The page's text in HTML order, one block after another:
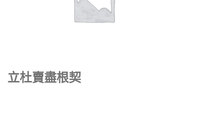
立杜賣盡根契